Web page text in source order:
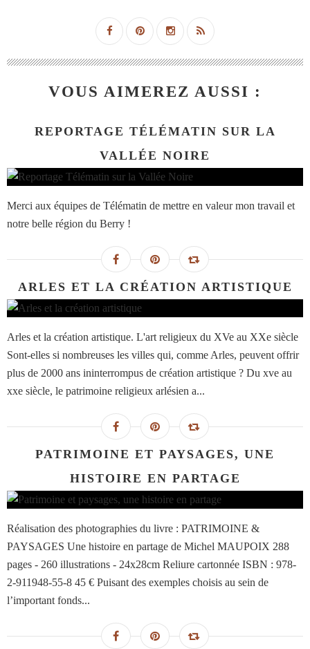
VOUS AIMEREZ AUSSI :
REPORTAGE TÉLÉMATIN SUR LA
VALLÉE NOIRE
Merci aux équipes de Télématin de mettre en valeur mon travail et
notre belle région du Berry !
ARLES ET LA CRÉATION ARTISTIQUE
Arles et la création artistique. L'art religieux du XVe au XXe siècle
Sont-elles si nombreuses les villes qui, comme Arles, peuvent offrir
plus de 2000 ans ininterrompus de création artistique ? Du xve au
xxe siècle, le patrimoine religieux arlésien a...
PATRIMOINE ET PAYSAGES, UNE
HISTOIRE EN PARTAGE
Réalisation des photographies du livre : PATRIMOINE &
PAYSAGES Une histoire en partage de Michel MAUPOIX 288
pages - 260 illustrations - 24x28cm Reliure cartonnée ISBN : 978-
2-911948-55-8 45 € Puisant des exemples choisis au sein de
l’important fonds...